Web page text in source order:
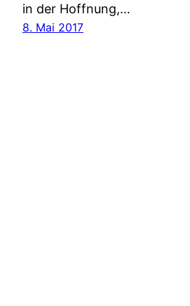
in der Hoffnung,…
8. Mai 2017